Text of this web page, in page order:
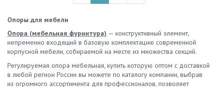
Опоры для мебели
Опора (мебельная фурнитура) — конструктивный элемент,
непременно входящий в базовую комплектацию современной
корпусной мебели, собираемой на месте из множества секций.
Регулируемая опора мебельная, купить которую оптом с доставкой
в любой регион России вы можете по каталогу компании, выбрав
из огромного ассортимента для профессионалов, позволяет